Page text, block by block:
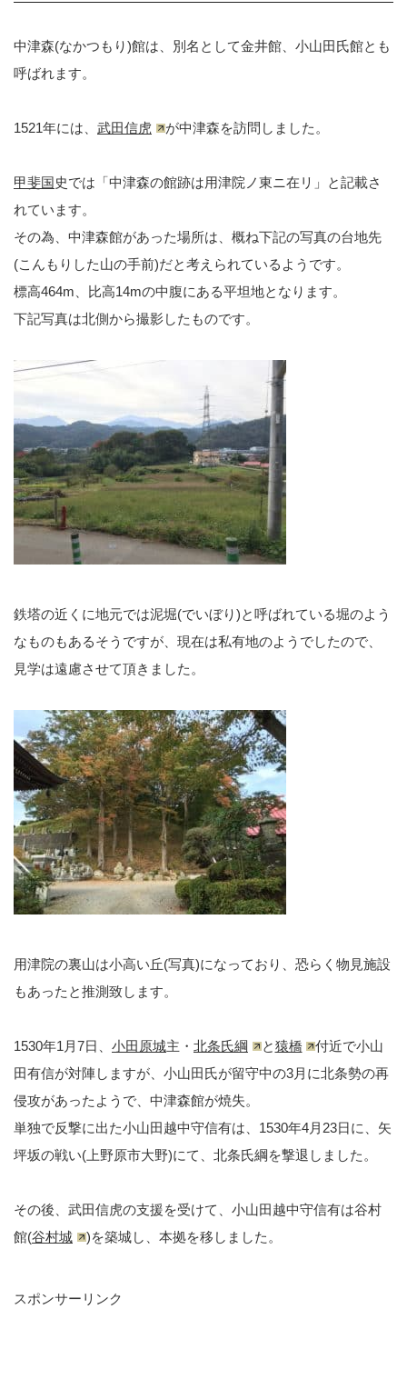
中津森(なかつもり)館は、別名として金井館、小山田氏館とも
呼ばれます。
1521年には、 武田信虎 が中津森を訪問しました。
甲斐国史では「中津森の館跡は用津院ノ東ニ在リ」と記載さ
れています。
その為、中津森館があった場所は、概ね下記の写真の台地先
(こんもりした山の手前)だと考えられているようです。
標高464m、比高14mの中腹にある平坦地となります。
下記写真は北側から撮影したものです。
鉄塔の近くに地元では泥堀(でいぼり)と呼ばれている堀のよう
なものもあるそうですが、現在は私有地のようでしたので、
見学は遠慮させて頂きました。
用津院の裏山は小高い丘(写真)になっており、恐らく物見施設
もあったと推測致します。
1530年1月7日、 小田原城主・ 北条氏綱 と猿橋
付近で小山
田有信が対陣しますが、小山田氏が留守中の3月に北条勢の再
侵攻があったようで、中津森館が焼失。
単独で反撃に出た小山田越中守信有は、1530年4月23日に、矢
坪坂の戦い(上野原市大野)にて、北条氏綱を撃退しました。
その後、武田信虎の支援を受けて、小山田越中守信有は谷村
館(谷村城 )を築城し、本拠を移しました。
スポンサーリンク